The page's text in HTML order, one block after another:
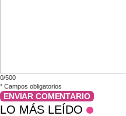
0/500
* Campos obligatorios
ENVIAR COMENTARIO
LO MÁS LEÍDO